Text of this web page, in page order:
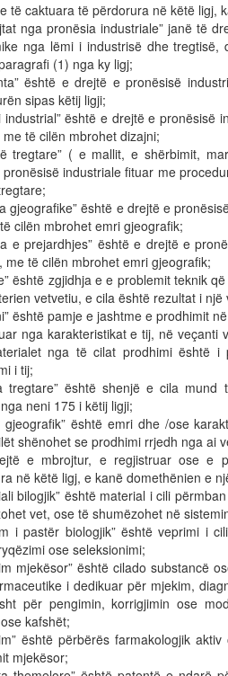
të caktuara të përdorura në këtë ligj,
nga pronësia industriale” janë të
nga lëmi i industrisë dhe tregtisë,
(1) nga ky ligj;
është e drejtë e pronësisë
sipas këtij ligji;
industrial” është e drejtë e pronësisë
me të cilën mbrohet dizajni;
tregtare” ( e mallit, e shërbimit,
industriale fituar me
gjeografike” është e drejtë e
cilën mbrohet emri gjeografik;
e prejardhjes” është e drejtë e
me të cilën mbrohet emri gjeografik;
është zgjidhja e e problemit teknik
vetvetiu, e cila është rezultat i një
është pamje e jashtme e prodhimit
nga karakteristikat e tij, në veçanti
nga të cilat prodhimi është
i tij;
tregtare” është shenjë e cila
neni 175 i këtij ligji;
gjeografik” është emri dhe /ose
shënohet se prodhimi rrjedh nga ai
e mbrojtur, e regjistruar ose e
në këtë ligj, e kanë domethënien e
bilogjik” është material i cili
vet, ose të shumëzohet në
i pastër biologjik” është veprimi i
ose seleksionimi;
mjekësor” është cilado substancë
i dedikuar për mjekim,
për pengimin, korrigjimin ose
kafshët;
është përbërës farmakologjik
mjekësor;